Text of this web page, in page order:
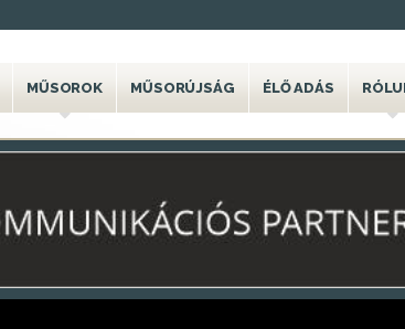
MŰSOROK MŰSORÚJSÁG ÉLŐ ADÁS